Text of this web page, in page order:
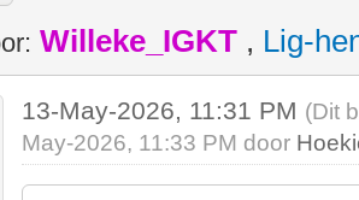
Willeke_IGKT , Lig-
13-May-2026, 11:31 PM (Dit
May-2026, 11:33 PM door